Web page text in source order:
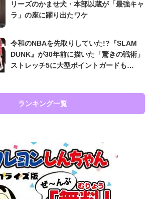
リーズのかませ犬・本部以蔵が「最強キャ
ラ」の座に躍り出たワケ
令和のNBAを先取りしていた!?『SLAM
DUNK』が30年前に描いた「驚きの戦術」
ストレッチ5に大型ポイントガードも…
ランキング一覧